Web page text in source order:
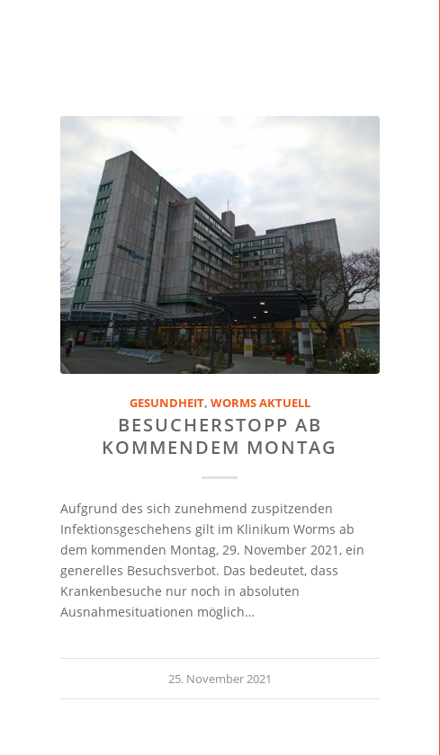
GESUNDHEIT, WORMS AKTUELL
BESUCHERSTOPP AB
KOMMENDEM MONTAG
Aufgrund des sich zunehmend zuspitzenden
Infektionsgeschehens gilt im Klinikum Worms ab
dem kommenden Montag, 29. November 2021, ein
generelles Besuchsverbot. Das bedeutet, dass
Krankenbesuche nur noch in absoluten
Ausnahmesituationen möglich…
25. November 2021